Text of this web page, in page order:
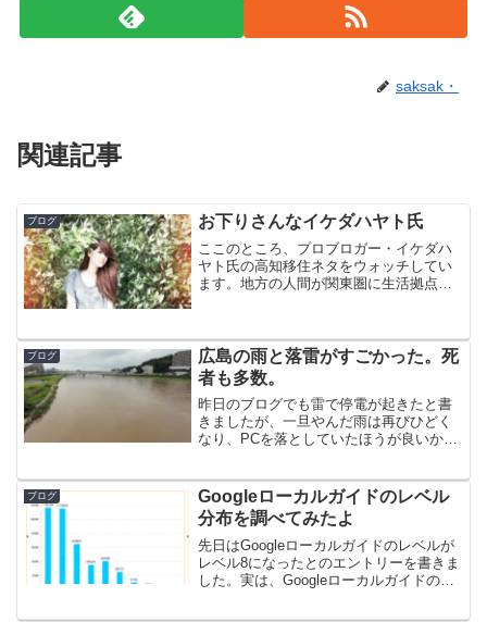
saksak・
関連記事
ブログ お下りさんなイケダハヤト氏
ここのところ、プロブロガー・イケダハ
ヤト氏の高知移住ネタをウォッチしてい
ます。地方の人間が関東圏に生活拠点を
まあ、いわゆる『お下りさ...
ブログ
広島の雨と落雷がすごかった。死
者も多数。
昨日のブログでも雷で停電が起きたと書
きましたが、一旦やんだ雨は再びひどく
なり、PCを落としていたほうが良いかな
てベッドに入ったのですが、雨音と雷の
音・衝撃波で4時ぐら...
ブログ
Googleローカルガイドのレベル
分布を調べてみたよ
先日はGoogleローカルガイドのレベルが
レベル8になったとのエントリーを書きま
した。実は、Googleローカルガイドのレ